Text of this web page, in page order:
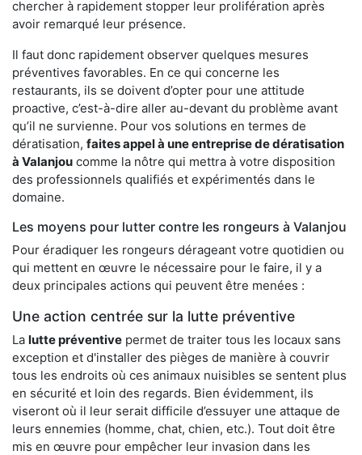
chercher à rapidement stopper leur prolifération après
avoir remarqué leur présence.
Il faut donc rapidement observer quelques mesures
préventives favorables. En ce qui concerne les
restaurants, ils se doivent d’opter pour une attitude
proactive, c’est-à-dire aller au-devant du problème avant
qu’il ne survienne. Pour vos solutions en termes de
dératisation, faites appel à une entreprise de dératisation
à Valanjou comme la nôtre qui mettra à votre disposition
des professionnels qualifiés et expérimentés dans le
domaine.
Les moyens pour lutter contre les rongeurs à Valanjou
Pour éradiquer les rongeurs dérageant votre quotidien ou
qui mettent en œuvre le nécessaire pour le faire, il y a
deux principales actions qui peuvent être menées :
Une action centrée sur la lutte préventive
La lutte préventive permet de traiter tous les locaux sans
exception et d'installer des pièges de manière à couvrir
tous les endroits où ces animaux nuisibles se sentent plus
en sécurité et loin des regards. Bien évidemment, ils
viseront où il leur serait difficile d’essuyer une attaque de
leurs ennemies (homme, chat, chien, etc.). Tout doit être
mis en œuvre pour empêcher leur invasion dans les